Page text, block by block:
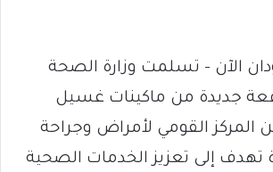
الآن – تسلمت وزارة الصحة
جديدة من ماكينات غسيل
المركز القومي لأمراض وجراحة
تهدف إلى تعزيز الخدمات الصحية